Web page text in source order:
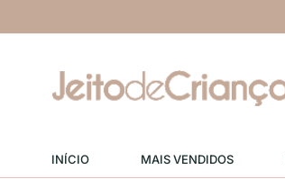
INÍCIO MAIS VENDIDOS